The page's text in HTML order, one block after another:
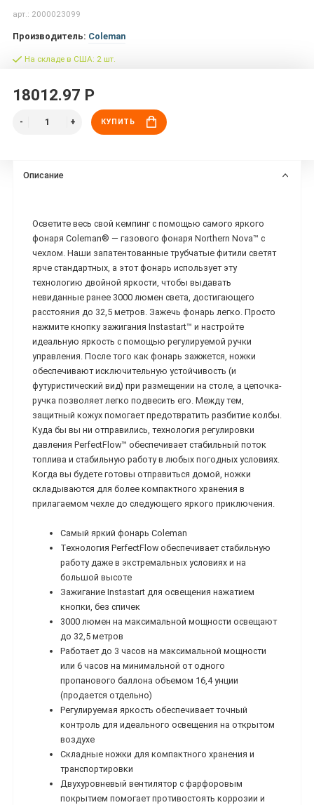
арт.: 2000023099
Производитель: Coleman
На складе в США: 2 шт.
18012.97 Р
КУПИТЬ
Описание
Осветите весь свой кемпинг с помощью самого яркого
фонаря Coleman® — газового фонаря Northern Nova™ с
чехлом. Наши запатентованные трубчатые фитили светят
ярче стандартных, а этот фонарь использует эту
технологию двойной яркости, чтобы выдавать
невиданные ранее 3000 люмен света, достигающего
расстояния до 32,5 метров. Зажечь фонарь легко. Просто
нажмите кнопку зажигания Instastart™ и настройте
идеальную яркость с помощью регулируемой ручки
управления. После того как фонарь зажжется, ножки
обеспечивают исключительную устойчивость (и
футуристический вид) при размещении на столе, а цепочка-
ручка позволяет легко подвесить его. Между тем,
защитный кожух помогает предотвратить разбитие колбы.
Куда бы вы ни отправились, технология регулировки
давления PerfectFlow™ обеспечивает стабильный поток
топлива и стабильную работу в любых погодных условиях.
Когда вы будете готовы отправиться домой, ножки
складываются для более компактного хранения в
прилагаемом чехле до следующего яркого приключения.
Самый яркий фонарь Coleman
Технология PerfectFlow обеспечивает стабильную
работу даже в экстремальных условиях и на
большой высоте
Зажигание Instastart для освещения нажатием
кнопки, без спичек
3000 люмен на максимальной мощности освещают
до 32,5 метров
Работает до 3 часов на максимальной мощности
или 6 часов на минимальной от одного
пропанового баллона объемом 16,4 унции
(продается отдельно)
Регулируемая яркость обеспечивает точный
контроль для идеального освещения на открытом
воздухе
Складные ножки для компактного хранения и
транспортировки
Двухуровневый вентилятор с фарфоровым
покрытием помогает противостоять коррозии и